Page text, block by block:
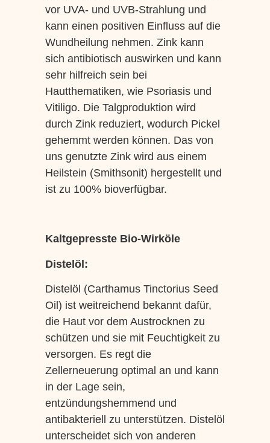
vor UVA- und UVB-Strahlung und
kann einen positiven Einfluss auf die
Wundheilung nehmen. Zink kann
sich antibiotisch auswirken und kann
sehr hilfreich sein bei
Hautthematiken, wie Psoriasis und
Vitiligo. Die Talgproduktion wird
durch Zink reduziert, wodurch Pickel
gehemmt werden können. Das von
uns genutzte Zink wird aus einem
Heilstein (Smithsonit) hergestellt und
ist zu 100% bioverfügbar.
Kaltgepresste Bio-Wirköle
Distelöl:
Distelöl (Carthamus Tinctorius Seed
Oil) ist weitreichend bekannt dafür,
die Haut vor dem Austrocknen zu
schützen und sie mit Feuchtigkeit zu
versorgen. Es regt die
Zellerneuerung optimal an und kann
in der Lage sein,
entzündungshemmend und
antibakteriell zu unterstützen. Distelöl
unterscheidet sich von anderen